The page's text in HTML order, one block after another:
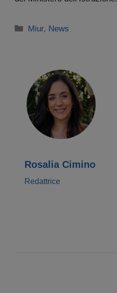
Categorie
Miur, News
Rosalia Cimino
Redattrice